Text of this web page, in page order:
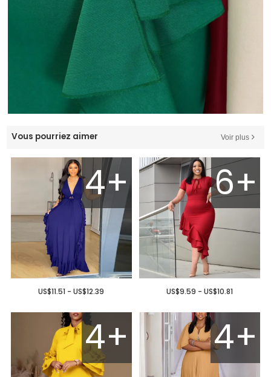
Vous pourriez aimer Voir plus
4+
US$11.51 - US$12.39
6+
US$9.59 - US$10.81
4+ 4+